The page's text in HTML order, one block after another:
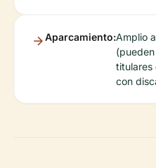
Aparcamiento:Amplio
titulares
con